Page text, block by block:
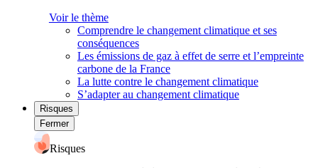
Voir le thème
Comprendre le changement climatique et ses
conséquences
Les émissions de gaz à effet de serre et l’empreinte
carbone de la France
La lutte contre le changement climatique
S’adapter au changement climatique
Risques
Fermer
Risques